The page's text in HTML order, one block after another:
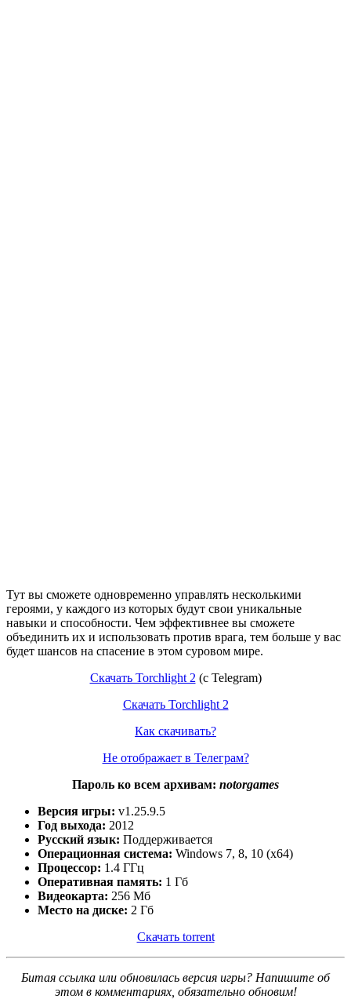
Тут вы сможете одновременно управлять несколькими
героями, у каждого из которых будут свои уникальные
навыки и способности. Чем эффективнее вы сможете
объединить их и использовать против врага, тем больше у вас
будет шансов на спасение в этом суровом мире.
Скачать Torchlight 2 (с Telegram)
Скачать Torchlight 2
Как скачивать?
Не отображает в Телеграм?
Пароль ко всем архивам: notorgames
Версия игры: v1.25.9.5
Год выхода: 2012
Русский язык: Поддерживается
Операционная система: Windows 7, 8, 10 (x64)
Процессор: 1.4 ГГц
Оперативная память: 1 Гб
Видеокарта: 256 Мб
Место на диске: 2 Гб
Скачать torrent
Битая ссылка или обновилась версия игры? Напишите об
этом в комментариях, обязательно обновим!